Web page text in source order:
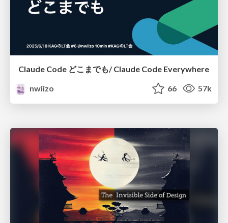
Claude Code どこまでも/ Claude Code Everywhere
nwiizo
66 57k